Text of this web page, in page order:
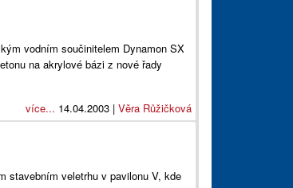
vodním součinitelem Dynamon SX
na akrylové bázi z nové řady
více... 14.04.2003 | Věra Růžičková
stavebním veletrhu v pavilonu V, kde